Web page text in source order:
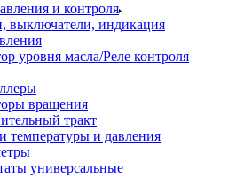
и контроля
выключатели, индикация
уровня масла/Реле контроля
вращения
тракт
температуры и давления
универсальные